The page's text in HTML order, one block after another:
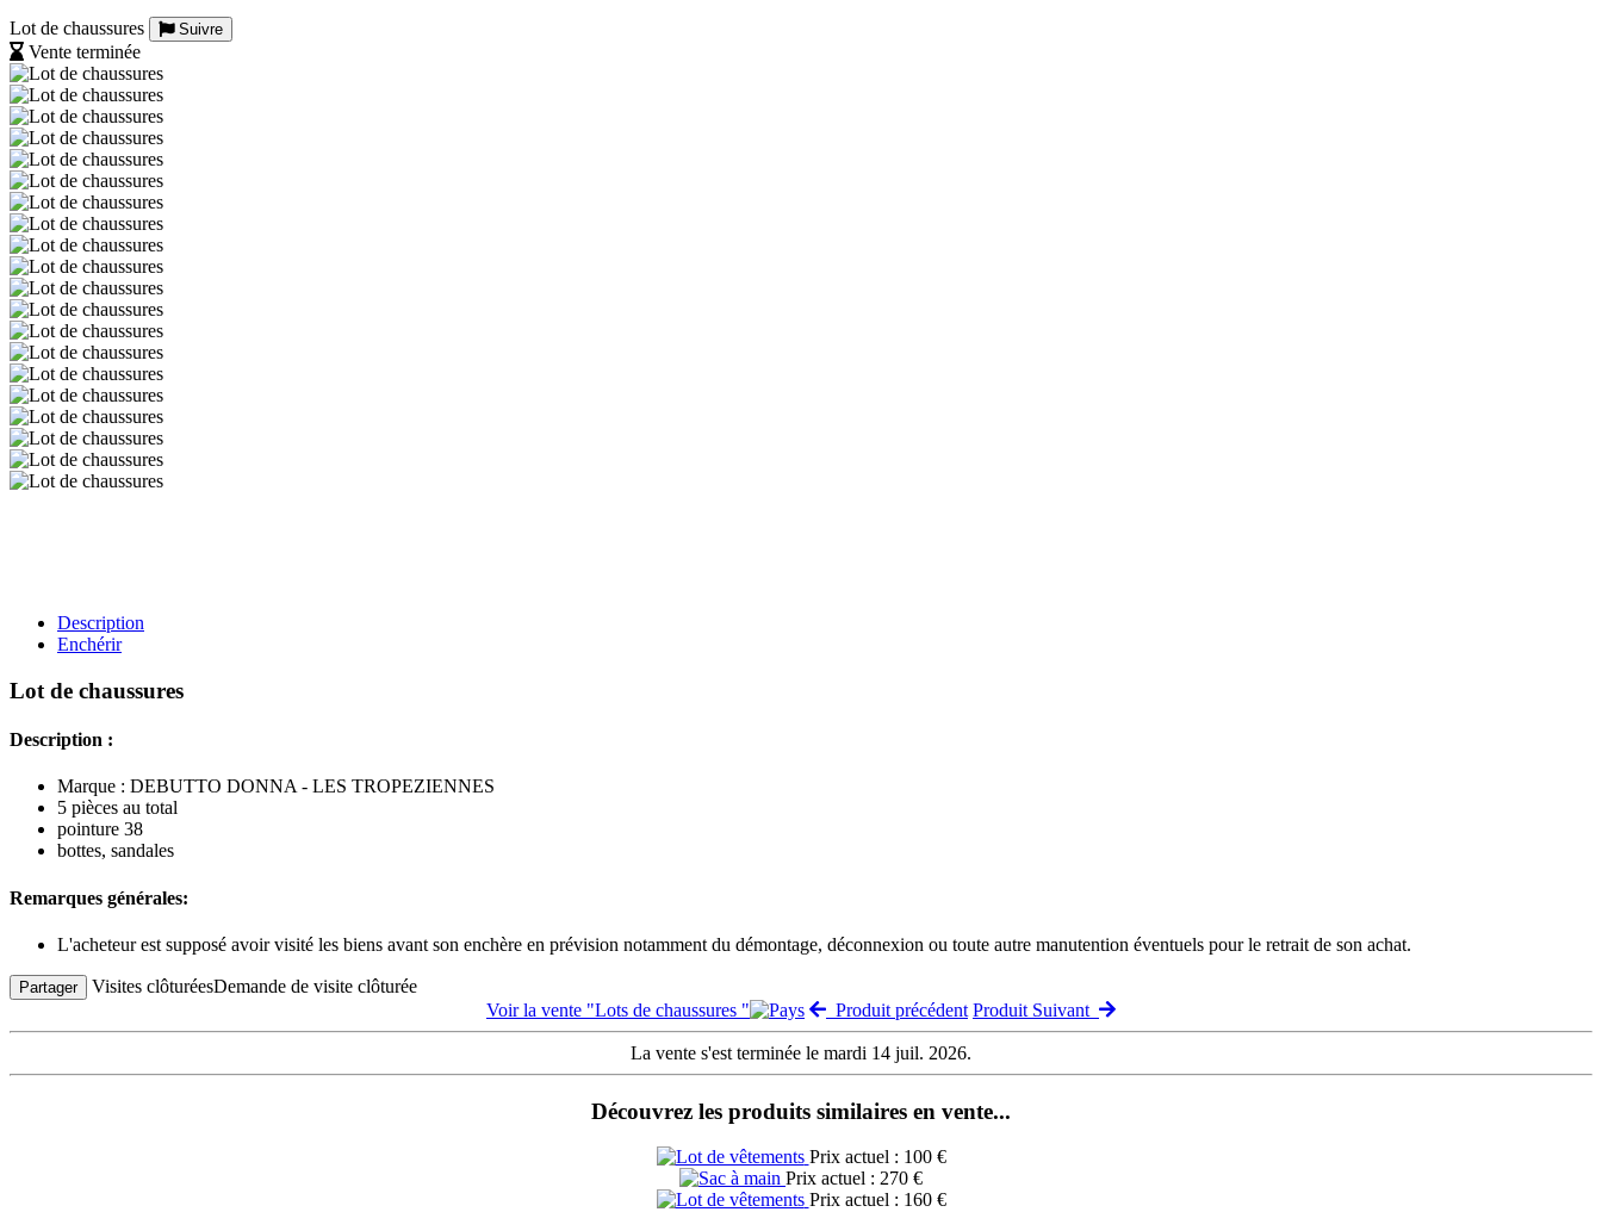
Lot de chaussures Suivre
Vente terminée
Description
Enchérir
Lot de chaussures
Description :
Marque : DEBUTTO DONNA - LES TROPEZIENNES
5 pièces au total
pointure 38
bottes, sandales
Remarques générales:
L'acheteur est supposé avoir visité les biens avant son enchère en prévision notamment du démontage, déconnexion ou toute autre manutention éventuels pour le retrait de son achat.
Partager Visites clôturéesDemande de visite clôturée
Voir la vente "Lots de chaussures "
Produit précédent Produit Suivant
La vente s'est terminée le mardi 14 juil. 2026.
Découvrez les produits similaires en vente...
Prix actuel : 100 €
Prix actuel : 270 €
Prix actuel : 160 €